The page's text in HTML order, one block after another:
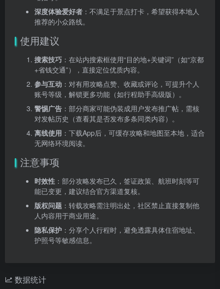
深度体验爱好者 ：不满足于景点打卡，希望获得本地人
推荐的小众路线。
使用建议
搜索技巧 ：在站内搜索框使用“目的地+关键词”（如“京都
+省钱交通”），直接定位优质内容。
参与互动 ：对有用攻略点赞、收藏或评论，可提升个人
账号等级，解锁更多功能（如行程助手高级版）。
警惕广告 ：部分商家可能伪装成用户发布推广帖，需核
对发帖历史（查看其是否发布多条同类内容）。
离线使用 ：下载App后，可缓存攻略和地图至本地，适合
无网络环境阅读。
注意事项
时效性 ：部分攻略发布已久，签证政策、航班时刻等可
能已变更，建议结合官方渠道复核。
版权问题 ：转载攻略需注明出处，社区禁止直接复制他
人内容用于商业用途。
隐私保护 ：分享个人行程时，避免透露具体住宿地址、
护照号等敏感信息。
数据统计